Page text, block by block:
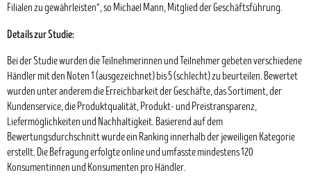
Filialen zu gewährleisten“, so Michael Mann, Mitglied der Geschäftsführung.
Details zur Studie:
Bei der Studie wurden die Teilnehmerinnen und Teilnehmer gebeten verschiedene
Händler mit den Noten 1 (ausgezeichnet) bis 5 (schlecht) zu beurteilen. Bewertet
wurden unter anderem die Erreichbarkeit der Geschäfte, das Sortiment, der
Kundenservice, die Produktqualität, Produkt- und Preistransparenz,
Liefermöglichkeiten und Nachhaltigkeit. Basierend auf dem
Bewertungsdurchschnitt wurde ein Ranking innerhalb der jeweiligen Kategorie
erstellt. Die Befragung erfolgte online und umfasste mindestens 120
Konsumentinnen und Konsumenten pro Händler.